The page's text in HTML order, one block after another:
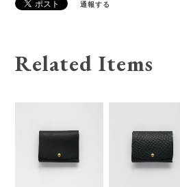
通報する
Related Items